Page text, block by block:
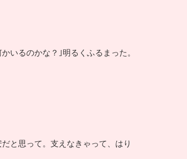
いるのかな？｣明るくふるまった。
と思って。支えなきゃって、はり